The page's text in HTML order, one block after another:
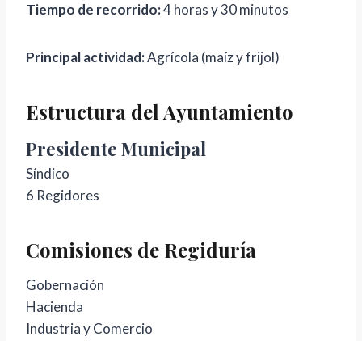
Tiempo de recorrido:4 horas y 30 minutos
Principal actividad:Agrícola (maíz y frijol)
Estructura del Ayuntamiento
Presidente Municipal
Síndico
6 Regidores
Comisiones de Regiduría
Gobernación
Hacienda
Industria y Comercio